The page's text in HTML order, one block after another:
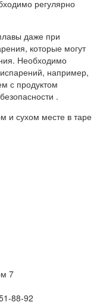
регулярно
даже при
которые могут
Необходимо
например,
с продуктом
.
и сухом месте в таре
7
88-92